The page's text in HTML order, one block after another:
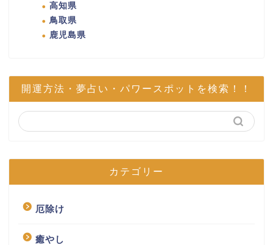
高知県
鳥取県
鹿児島県
開運方法・夢占い・パワースポットを検索！！
カテゴリー
厄除け
癒やし